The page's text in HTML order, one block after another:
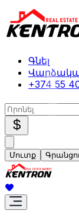
Գնել
+374 55
$
Մուտք